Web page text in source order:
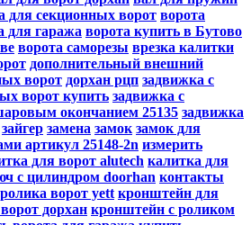
для секционных ворот ворота
для гаража ворота купить в Бутово
ворота саморезы врезка калитки
дополнительный внешний
ворот дорхан рцп задвижка с
ворот купить задвижка с
окончанием 25135 задвижка
зайгер замена замок замок для
артикул 25148-2n измерить
для ворот alutech калитка для
с цилиндром doorhan контакты
ворот yett кронштейн для
дорхан кронштейн с роликом